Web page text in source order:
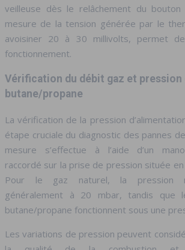
veilleuse dès le relâchement du bouton
mesure de la tension générée par le
avoisiner 20 à 30 millivolts, permet
fonctionnement.
Vérification du débit gaz et pression
butane/propane
La vérification de la pression
étape cruciale du diagnostic des pannes
mesure s’effectue à l’aide d’un
raccordé sur la prise de pression située
Pour le gaz naturel, la pression
généralement à 20 mbar, tandis que
butane/propane fonctionnent sous une
Les variations de pression peuvent